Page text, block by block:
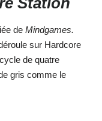
de Mindgames.
sur Hardcore
de quatre
gris comme le